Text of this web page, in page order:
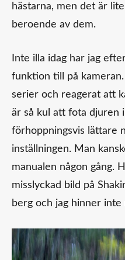
hästarna, men det är
beroende av dem.
Inte illa idag har jag
funktion till på
serier och reagerat att
är så kul att fota djuren
förhoppningsvis lättare
inställningen. Man
manualen någon gång.
misslyckad bild på
berg och jag hinner